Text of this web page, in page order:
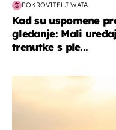
POKROVITELJ WATA
Kad su uspomene
gledanje: Mali
trenutke s ple...